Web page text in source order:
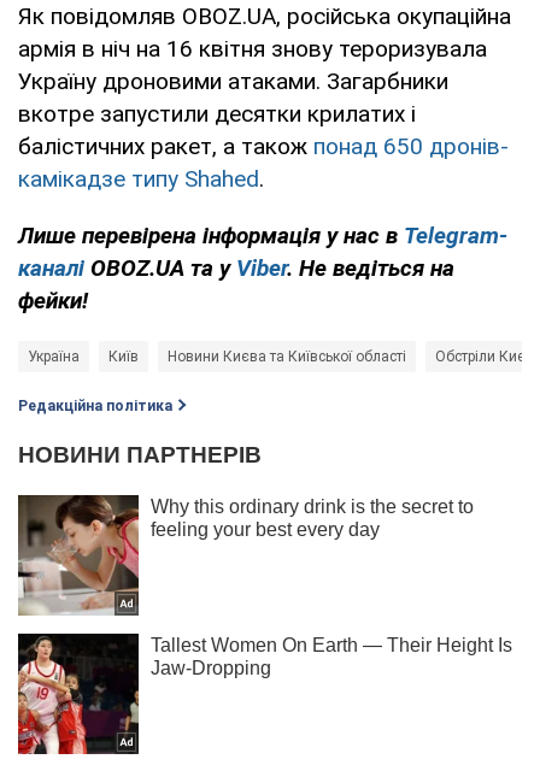
Як повідомляв OBOZ.UA, російська окупаційна
армія в ніч на 16 квітня знову тероризувала
Україну дроновими атаками. Загарбники
вкотре запустили десятки крилатих і
балістичних ракет, а також понад 650 дронів-
камікадзе типу Shahed.
Лише перевірена інформація у нас в Telegram-
каналі OBOZ.UA та у Viber. Не ведіться на
фейки!
Україна Київ Новини Києва та Київської області Обстріли
Редакційна політика